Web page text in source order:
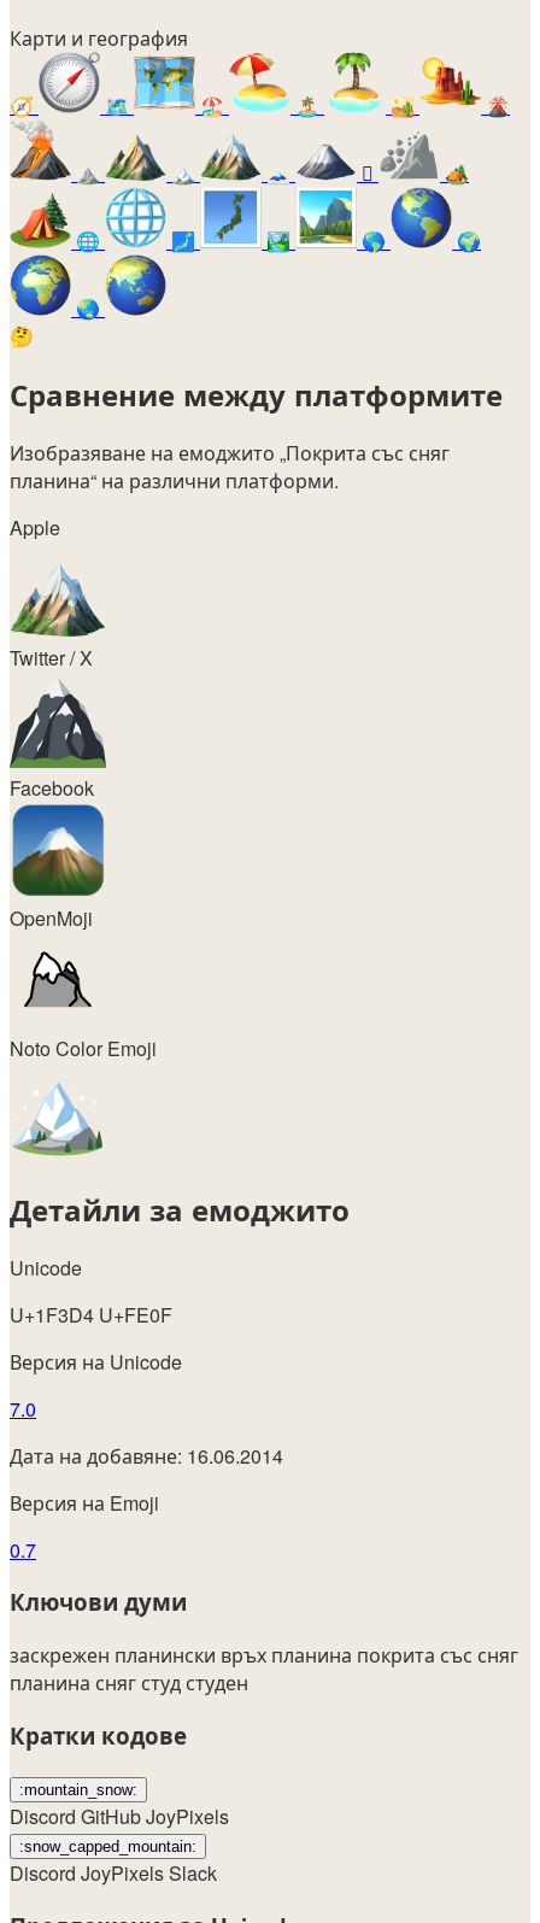
Карти и география
🧭 🗺️ 🏖️ 🏝️ 🏜️ 🌋
⛰️ 🏔️ 🗻 🛘 🏕️
🌐 🗾 🏞️ 🌎 🌍
🌏
🤔
Сравнение между платформите
Изобразяване на емоджито „Покрита със сняг
планина“ на различни платформи.
Apple
Twitter / X
Facebook
OpenMoji
Noto Color Emoji
Детайли за емоджито
Unicode
U+1F3D4 U+FE0F
Версия на Unicode
7.0
Дата на добавяне: 16.06.2014
Версия на Emoji
0.7
Ключови думи
заскрежен планински връх планина покрита със сняг
планина сняг студ студен
Кратки кодове
:mountain_snow:
Discord GitHubJoyPixels
:snow_capped_mountain:
Discord JoyPixelsSlack